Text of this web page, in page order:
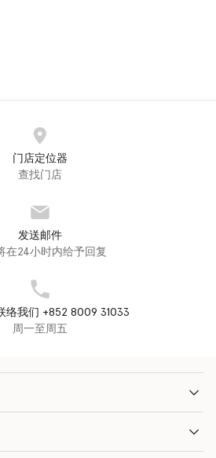
门店定位器
查找门店
发送邮件
在24小时内给予回复
络我们 +852 8009 31033
周一至周五